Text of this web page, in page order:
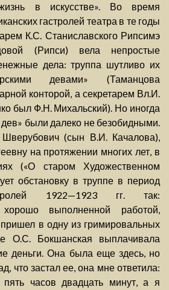
в искусстве». Во время
гастролей театра в те годы
К.С. Станиславского Рипсимэ
(Рипси) вела непростые
дела: труппа шутливо их
девами» (Таманцова
конторой, а секретарем Вл.И.
был Ф.Н. Михальский). Но иногда
дев» были далеко не безобидными.
(сын В.И. Качалова),
на протяжении многих лет, в
(«О старом Художественном
обстановку в труппе в период
1922—1923 гг. так:
хорошо выполненной работой,
в одну из гримировальных
О.С. Бокшанская выплачивала
деньги. Она была еще здесь, но
что застал ее, она мне ответила:
часов двадцать минут, а я